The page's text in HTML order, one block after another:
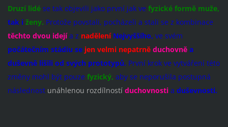
Druzí lidé se tak objevili jako první jak ve fyzické formě muže,
tak i ženy. Protože povstali, pocházeli a stali se z kombinace
těchto dvou idejía z nadělení Nejvyššího, ve svém
počátečním stádiu se jen velmi nepatrně duchovně a
duševně lišili od svých prototypů. První krok ve vytváření této
změny mohl být pouze fyzický, aby se neporušila postupná
následnost unáhlenou rozdílností duchovnosti a duševnosti.